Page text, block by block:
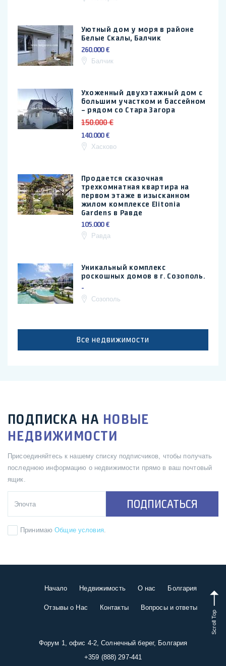
Уютный дом у моря в районе
Белые Скалы, Балчик
260.000 €
Балчик
Ухоженный двухэтажный дом с
большим участком и бассейном
– рядом со Стара Загора
150.000 €
140.000 €
Хасково
Продается сказочная
трехкомнатная квартира на
первом этаже в изысканном
жилом комплексе Elitonia
Gardens в Равде
105.000 €
Равда
Уникальный комплекс
роскошных домов в г. Созополь.
-
Созополь
Все недвижимости
ПОДПИСКА НА НОВЫЕ
НЕДВИЖИМОСТИ
Присоединяйтесь к нашему списку подписчиков, чтобы получать
последнюю информацию о недвижимости прямо в ваш почтовый
ящик.
ПОДПИСАТЬСЯ
ПринимаюОбщие условия.
Начало Недвижимость О нас Болгария
Отзывы о Нас Контакты Вопросы и ответы
Форум 1, офис 4-2, Солнечный берег, Болгария
+359 (888) 297-441
Scroll Top